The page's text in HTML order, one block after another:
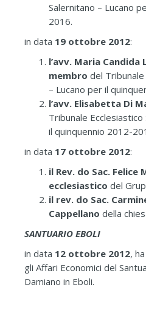
Salernitano – Lucano
2016.
in data 19 ottobre 2012:
l’avv. Maria Candida
membro del
– Lucano per il
l’avv. Elisabetta Di
Tribunale
il quinquennio 2012-
in data 17 ottobre 2012:
il Rev. do Sac.
ecclesiastico del
il rev. do Sac.
Cappellano della
SANTUARIO EBOLI
in data 12 ottobre 2012,
gli Affari Economici del
Damiano in Eboli.